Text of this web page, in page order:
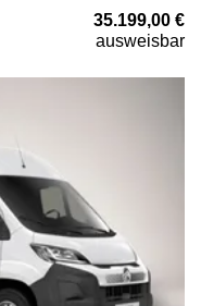
35.199,00 €
ausweisbar